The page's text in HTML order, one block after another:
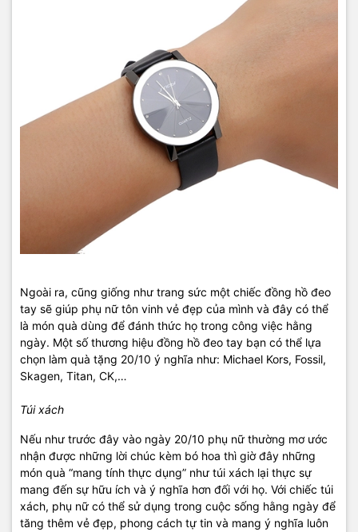
Ngoài ra, cũng giống như trang sức một chiếc đồng hồ đeo
tay sẽ giúp phụ nữ tôn vinh vẻ đẹp của mình và đây có thể
là món quà dùng để đánh thức họ trong công việc hằng
ngày. Một số thương hiệu đồng hồ đeo tay bạn có thể lựa
chọn làm quà tặng 20/10 ý nghĩa như: Michael Kors, Fossil,
Skagen, Titan, CK,…
Túi xách
Nếu như trước đây vào ngày 20/10 phụ nữ thường mơ ước
nhận được những lời chúc kèm bó hoa thì giờ đây những
món quà “mang tính thực dụng” như túi xách lại thực sự
mang đến sự hữu ích và ý nghĩa hơn đối với họ. Với chiếc túi
xách, phụ nữ có thể sử dụng trong cuộc sống hằng ngày để
tăng thêm vẻ đẹp, phong cách tự tin và mang ý nghĩa luôn